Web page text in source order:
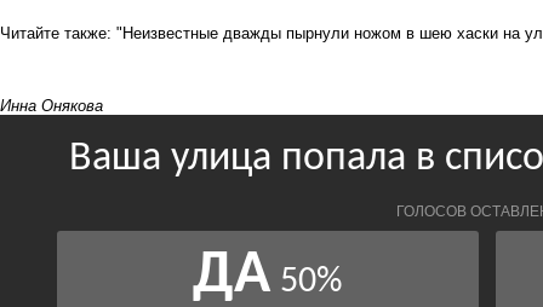
Читайте также: "Неизвестные дважды пырнули ножом в шею хаски на
Инна Онякова